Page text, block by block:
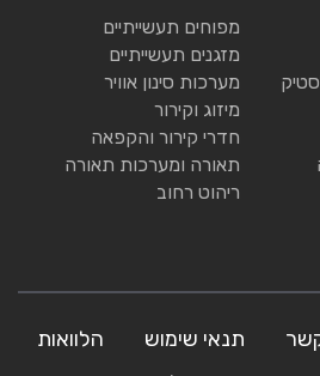
מפוחים תעשייתיים
מזגנים תעשייתיים
מערכות סינון אוויר
מיזוג וקירור
חדרי קירור והקפאה
תאורה ומערכות תאורה
ריהוט רחוב
תנאי שימוש
הלוואות